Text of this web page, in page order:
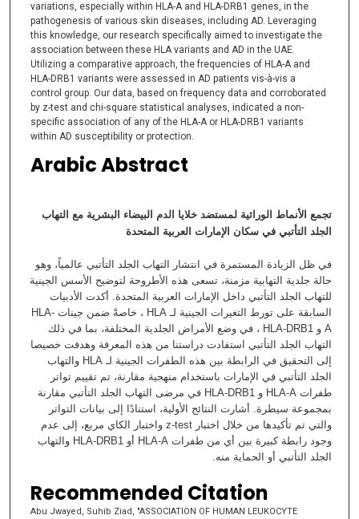
variations, especially within HLA-A and HLA-DRB1 genes, in the
pathogenesis of various skin diseases, including AD. Leveraging
this knowledge, our research specifically aimed to investigate the
association between these HLA variants and AD in the UAE.
Utilizing a comparative approach, the frequencies of HLA-A and
HLA-DRB1 variants were assessed in AD patients vis-à-vis a
control group. Our data, based on frequency data and corroborated
by z-test and chi-square statistical analyses, indicated a non-
specific association of any of the HLA-A or HLA-DRB1 variants
within AD susceptibility or protection.
Arabic Abstract
تجمع الأنماط الوراثية لمستضد خلايا الدم البيضاء البشرية مع التهاب
الجلد التأتبي في سكان الإمارات العربية المتحدة
في ظل الزيادة المستمرة في انتشار التهاب الجلد التأتبي عالمياً، وهو
حالة جلدية التهابية مزمنة، تسعى هذه الأطروحة لتوضيح الأسس الجينية
للتهاب الجلد التأتبي داخل الإمارات العربية المتحدة. أكدت الأدبيات
السابقة على تورط التغيرات الجينية لـ HLA ، خاصةً ضمن جينات HLA-
A و HLA-DRB1 ، في وضع الأمراض الجلدية المختلفة، بما في ذلك
التهاب الجلد التأتبي استفادت دراستنا من هذه المعرفة وهدفت خصيصا
إلى التحقيق في الرابطة بين هذه الطفرات الجينية لـ HLA والتهاب
الجلد التأتبي في الإمارات باستخدام منهجية مقارنة، تم تقييم تواتر
طفرات HLA-A و HLA-DRB1 في مرضى التهاب الجلد التأتبي مقارنة
بمجموعة سيطرة. أشارت النتائج الأولية، استنادًا إلى بيانات التواتر
والتي تم تأكيدها من خلال اختبار z-test واختبار الكاي مربع، إلى عدم
وجود رابطة كبيرة بين أي من طفرات HLA-A أو HLA-DRB1 والتهاب
الجلد التأتبي أو الحماية منه.
Recommended Citation
Abu Jwayed, Suhib Ziad, "ASSOCIATION OF HUMAN LEUKOCYTE